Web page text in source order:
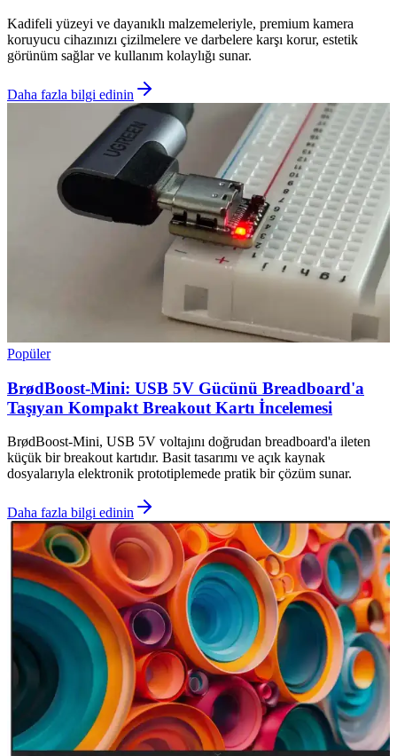
Kadifeli yüzeyi ve dayanıklı malzemeleriyle, premium kamera
koruyucu cihazınızı çizilmelere ve darbelere karşı korur, estetik
görünüm sağlar ve kullanım kolaylığı sunar.
Daha fazla bilgi edinin
Popüler
BrødBoost-Mini: USB 5V Gücünü Breadboard'a
Taşıyan Kompakt Breakout Kartı İncelemesi
BrødBoost-Mini, USB 5V voltajını doğrudan breadboard'a ileten
küçük bir breakout kartıdır. Basit tasarımı ve açık kaynak
dosyalarıyla elektronik prototiplemede pratik bir çözüm sunar.
Daha fazla bilgi edinin